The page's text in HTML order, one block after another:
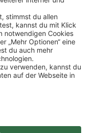
sehen.
Einstellungen